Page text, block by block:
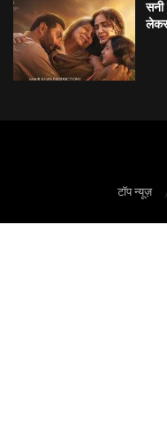
सनी
टॉप न्यूज़